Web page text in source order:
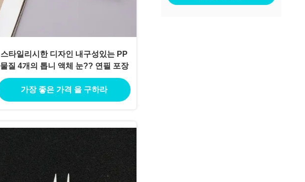
스타일리시한 디자인 내구성있는 PP
물질 4개의 톱니 액체 눈?? 연필 포장
가장 좋은 가격 을 구하라